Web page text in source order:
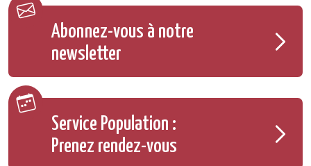
Abonnez-vous à notre
newsletter
Service Population :
Prenez rendez-vous